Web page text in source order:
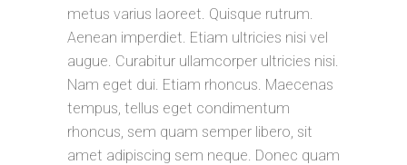
metus varius laoreet. Quisque rutrum.
Aenean imperdiet. Etiam ultricies nisi vel
augue. Curabitur ullamcorper ultricies nisi.
Nam eget dui. Etiam rhoncus. Maecenas
tempus, tellus eget condimentum
rhoncus, sem quam semper libero, sit
amet adipiscing sem neque. Donec quam